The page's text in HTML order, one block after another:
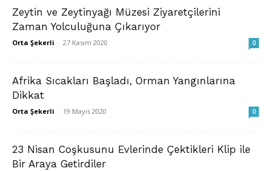
Zeytin ve Zeytinyağı Müzesi Ziyaretçilerini
Zaman Yolculuğuna Çıkarıyor
Orta Şekerli - 27 Kasım 2020 0
Afrika Sıcakları Başladı, Orman Yangınlarına
Dikkat
Orta Şekerli - 19 Mayıs 2020 0
23 Nisan Coşkusunu Evlerinde Çektikleri Klip ile
Bir Araya Getirdiler